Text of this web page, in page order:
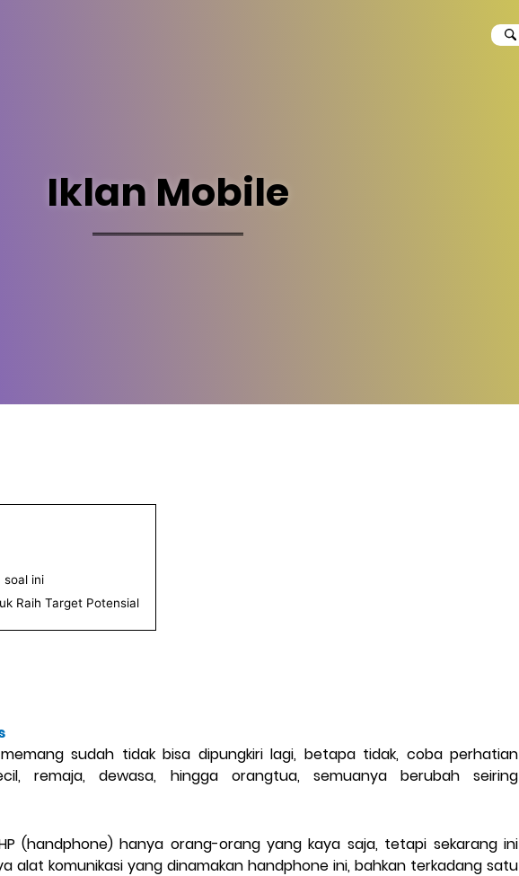
Iklan Mobile
soal ini
Raih Target Potensial
sudah tidak bisa dipungkiri lagi, betapa tidak, coba perhatian
remaja, dewasa, hingga orangtua, semuanya berubah seiring
(handphone) hanya orang-orang yang kaya saja, tetapi sekarang ini
alat komunikasi yang dinamakan handphone ini, bahkan terkadang satu